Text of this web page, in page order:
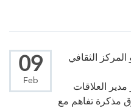
09
Feb
الثقافي
العلاقات
مذكرة تفاهم مع